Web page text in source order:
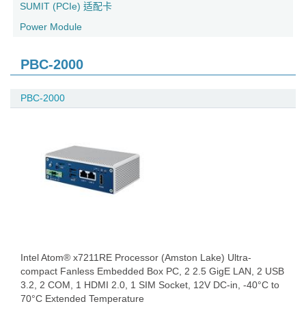
SUMIT (PCIe) 适配卡
Power Module
PBC-2000
PBC-2000
Intel Atom® x7211RE Processor (Amston Lake) Ultra-
compact Fanless Embedded Box PC, 2 2.5 GigE LAN, 2 USB
3.2, 2 COM, 1 HDMI 2.0, 1 SIM Socket, 12V DC-in, -40°C to
70°C Extended Temperature